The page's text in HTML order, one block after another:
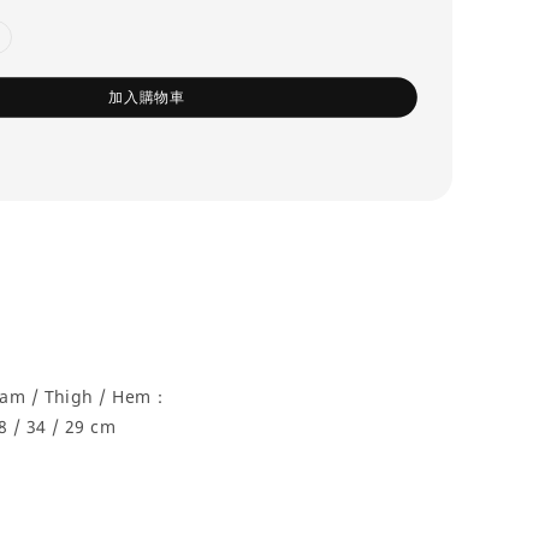
加入購物車
/ Thigh / Hem：
/ 34 / 29 cm